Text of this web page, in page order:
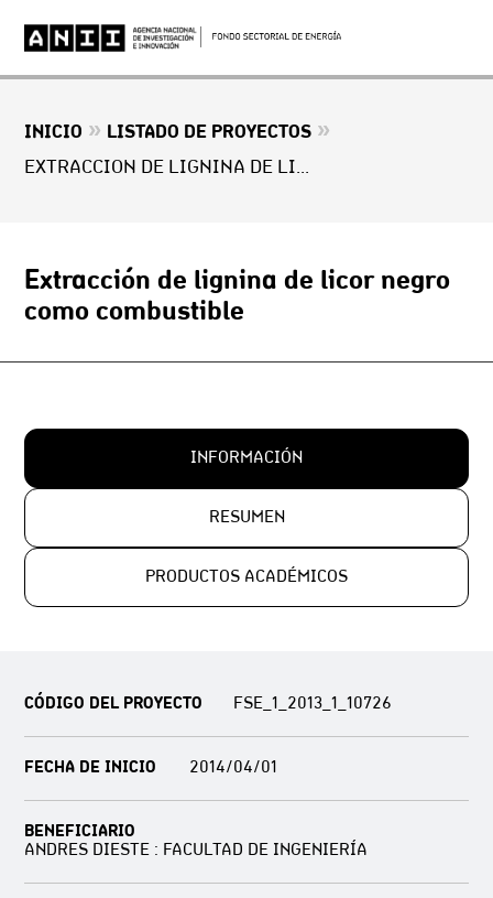
INICIO » LISTADO DE PROYECTOS »
EXTRACCIÓN DE LIGNINA DE LICOR NEGRO COMO COMBUSTIBLE
Extracción de lignina de licor negro
como combustible
INFORMACIÓN
RESUMEN
PRODUCTOS ACADÉMICOS
CÓDIGO DEL PROYECTO FSE_1_2013_1_10726
FECHA DE INICIO 2014/04/01
BENEFICIARIO
ANDRES DIESTE : FACULTAD DE INGENIERÍA